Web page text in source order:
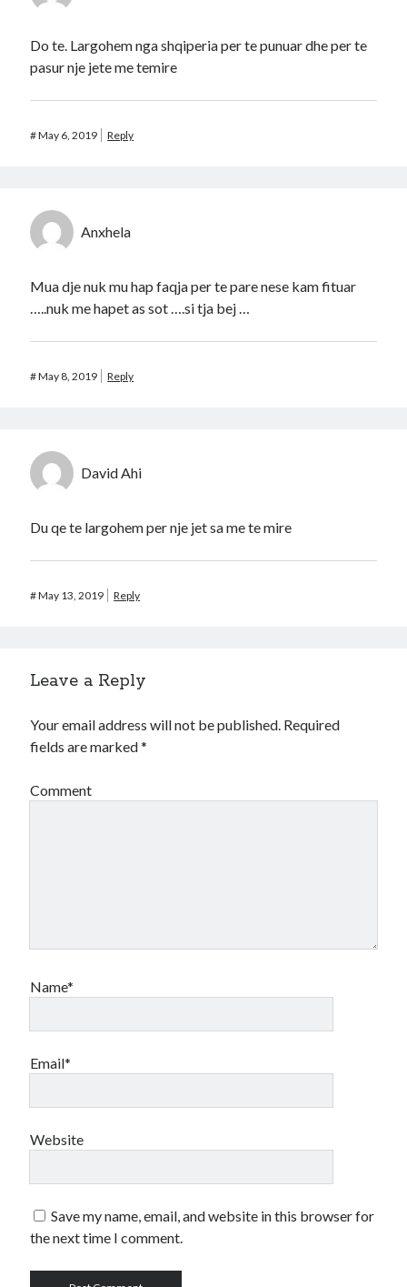
Do te. Largohem nga shqiperia per te punuar dhe per te
pasur nje jete me temire
#May 6, 2019 Reply
Anxhela
Mua dje nuk mu hap faqja per te pare nese kam fituar
…..nuk me hapet as sot ….si tja bej …
#May 8, 2019 Reply
David Ahi
Du qe te largohem per nje jet sa me te mire
#May 13, 2019 Reply
Leave a Reply
Your email address will not be published. Required
fields are marked*
Comment
Name*
Email*
Website
Save my name, email, and website in this browser for
the next time I comment.